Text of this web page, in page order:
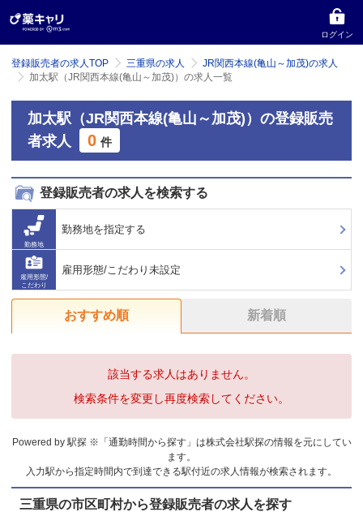
ログイン
登録販売者の求人TOP 三重県の求人
JR関西本線(亀山～加茂)の求人
加太駅（JR関西本線(亀山～加茂)）の求人一覧
加太駅（JR関西本線(亀山～加茂)）の登録販売
者求人
0 件
登録販売者の求人を検索する
勤務地
勤務地を指定する
雇用形態/
こだわり
雇用形態/こだわり未設定
おすすめ順 新着順
該当する求人はありません。
検索条件を変更し再度検索してください。
Powered by 駅探 ※「通勤時間から探す」は株式会社駅探の情報を元にしてい
ます。
入力駅から指定時間内で到達できる駅付近の求人情報が検索されます。
三重県の市区町村から登録販売者の求人を探す